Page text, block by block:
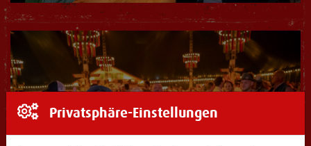
Privatsphäre-Einstellungen